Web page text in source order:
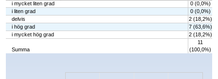
i mycket liten grad
0 (0,0%)
i liten grad
0 (0,0%)
delvis
2 (18,2%)
i hög grad
7 (63,6%)
i mycket hög grad
2 (18,2%)
Summa
11
(100,0%)
Chart
The chart has 1 X axis displaying categories.